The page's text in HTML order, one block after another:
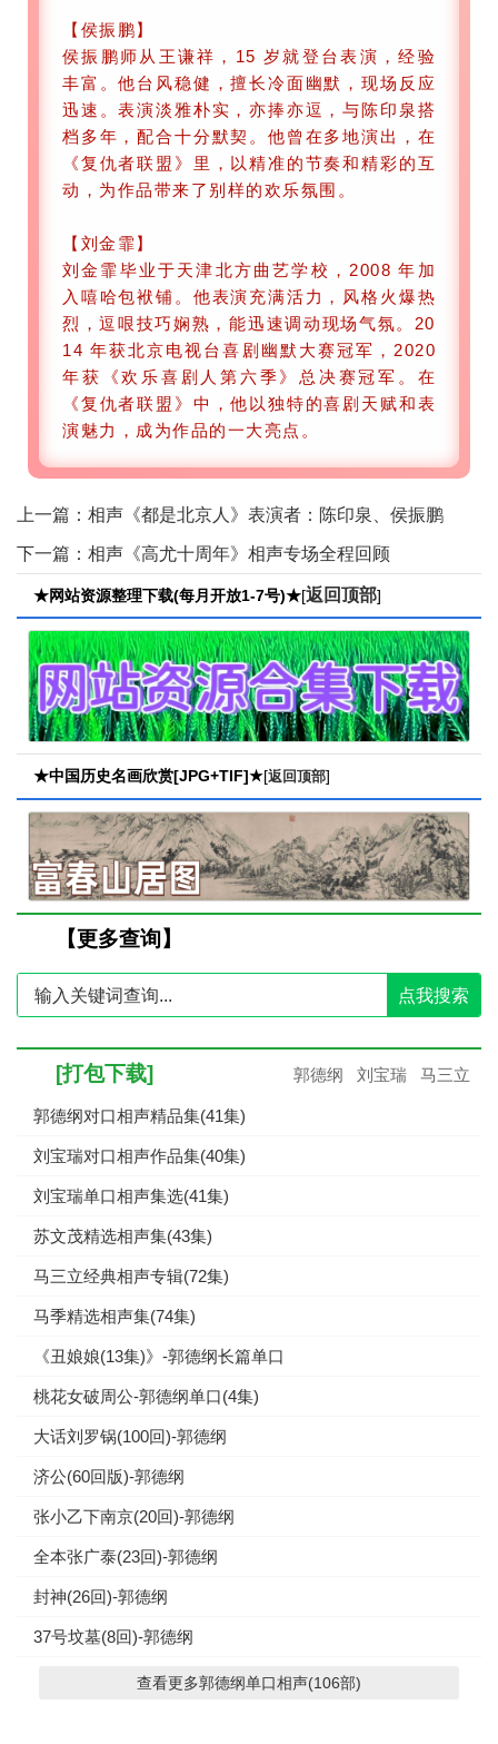
【侯振鹏】
侯振鹏师从王谦祥，15 岁就登台表演，经验
丰富。他台风稳健，擅长冷面幽默，现场反应
迅速。表演淡雅朴实，亦捧亦逗，与陈印泉搭
档多年，配合十分默契。他曾在多地演出，在
《复仇者联盟》里，以精准的节奏和精彩的互
动，为作品带来了别样的欢乐氛围。
【刘金霏】
刘金霏毕业于天津北方曲艺学校，2008 年加
入嘻哈包袱铺。他表演充满活力，风格火爆热
烈，逗哏技巧娴熟，能迅速调动现场气氛。20
14 年获北京电视台喜剧幽默大赛冠军，2020
年获《欢乐喜剧人第六季》总决赛冠军。在
《复仇者联盟》中，他以独特的喜剧天赋和表
演魅力，成为作品的一大亮点。
上一篇： 相声《都是北京人》表演者：陈印泉、侯振鹏
下一篇： 相声《高尤十周年》相声专场全程回顾
★网站资源整理下载(每月开放1-7号)★[返回顶部]
★中国历史名画欣赏[JPG+TIF]★[返回顶部]
【更多查询】
点我搜索
[打包下载] 郭德纲 刘宝瑞 马三立
郭德纲对口相声精品集(41集)
刘宝瑞对口相声作品集(40集)
刘宝瑞单口相声集选(41集)
苏文茂精选相声集(43集)
马三立经典相声专辑(72集)
马季精选相声集(74集)
《丑娘娘(13集)》-郭德纲长篇单口
桃花女破周公-郭德纲单口(4集)
大话刘罗锅(100回)-郭德纲
济公(60回版)-郭德纲
张小乙下南京(20回)-郭德纲
全本张广泰(23回)-郭德纲
封神(26回)-郭德纲
37号坟墓(8回)-郭德纲
查看更多郭德纲单口相声(106部)